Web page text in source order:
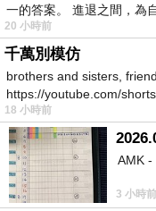
《Yurbuds》
耳機(粉紅色)
寵物專用 愛犬幸
【Top Chef 頂尖
一的答案。 進退之間，為
20 小時前
千萬別模仿
brothers and sisters,
https://youtube.com/
https
18 小時前
AMK -
3 小時前